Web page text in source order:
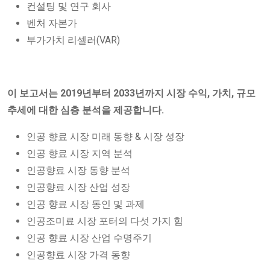
컨설팅 및 연구 회사
벤처 자본가
부가가치 리셀러(VAR)
이 보고서는 2019년부터 2033년까지 시장 수익, 가치, 규모
추세에 대한 심층 분석을 제공합니다.
인공 향료 시장 미래 동향 & 시장 성장
인공 향료 시장 지역 분석
인공향료 시장 동향 분석
인공향료 시장 산업 성장
인공 향료 시장 동인 및 과제
인공조미료 시장 포터의 다섯 가지 힘
인공 향료 시장 산업 수명주기
인공향료 시장 가격 동향